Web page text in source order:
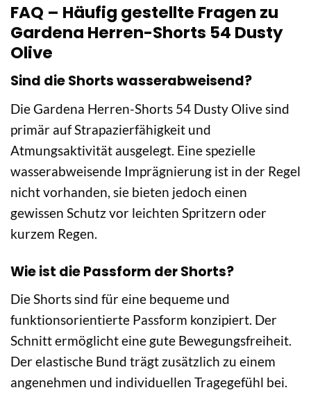
FAQ – Häufig gestellte Fragen zu
Gardena Herren-Shorts 54 Dusty
Olive
Sind die Shorts wasserabweisend?
Die Gardena Herren-Shorts 54 Dusty Olive sind
primär auf Strapazierfähigkeit und
Atmungsaktivität ausgelegt. Eine spezielle
wasserabweisende Imprägnierung ist in der Regel
nicht vorhanden, sie bieten jedoch einen
gewissen Schutz vor leichten Spritzern oder
kurzem Regen.
Wie ist die Passform der Shorts?
Die Shorts sind für eine bequeme und
funktionsorientierte Passform konzipiert. Der
Schnitt ermöglicht eine gute Bewegungsfreiheit.
Der elastische Bund trägt zusätzlich zu einem
angenehmen und individuellen Tragegefühl bei.